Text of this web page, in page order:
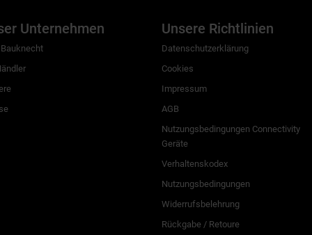
Unternehmen
Bauknecht
Unsere Richtlinien
Datenschutzerklärung
Cookies
Impressum
AGB
Nutzungsbedingungen Connectivity
Geräte
Verhaltenskodex
Nutzungsbedingungen
Widerrufsbelehrung
Rückgabe / Retoure